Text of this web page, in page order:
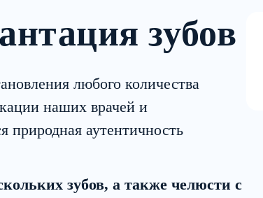
зубов
любого количества
наших врачей и
природная аутентичность
зубов, а также челюсти с